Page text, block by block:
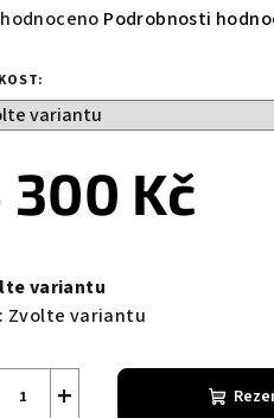
Podrobnosti
300 Kč
variantu
Zvolte variantu
+